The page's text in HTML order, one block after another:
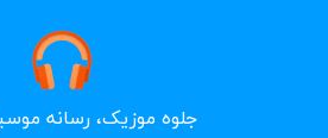
جلوه موزیک، رسانه